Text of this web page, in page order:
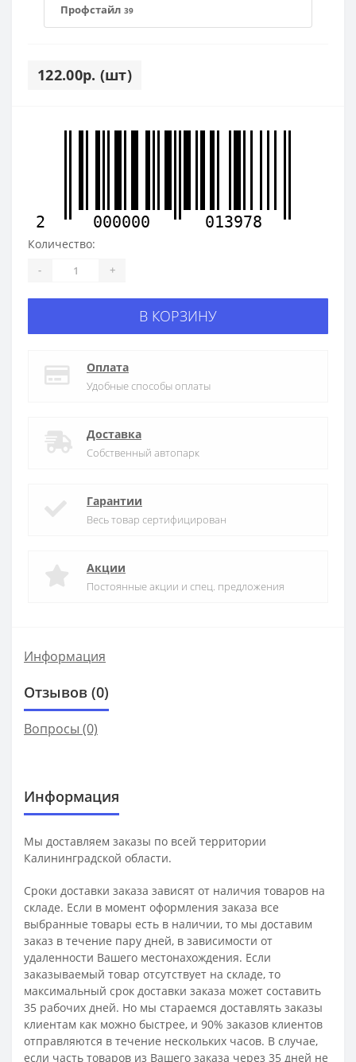
Профстайл 39
122.00р. (шт)
2 000000 013978
Количество:
- +
В КОРЗИНУ
Оплата
Удобные способы оплаты
Доставка
Собственный автопарк
Гарантии
Весь товар сертифицирован
Акции
Постоянные акции и спец. предложения
Информация
Отзывов (0)
Вопросы (0)
Информация
Мы доставляем заказы по всей территории
Калининградской области.
Сроки доставки заказа зависят от наличия товаров на
складе. Если в момент оформления заказа все
выбранные товары есть в наличии, то мы доставим
заказ в течение пару дней, в зависимости от
удаленности Вашего местонахождения. Если
заказываемый товар отсутствует на складе, то
максимальный срок доставки заказа может составить
35 рабочих дней. Но мы стараемся доставлять заказы
клиентам как можно быстрее, и 90% заказов клиентов
отправляются в течение нескольких часов. В случае,
если часть товаров из Вашего заказа через 35 дней не